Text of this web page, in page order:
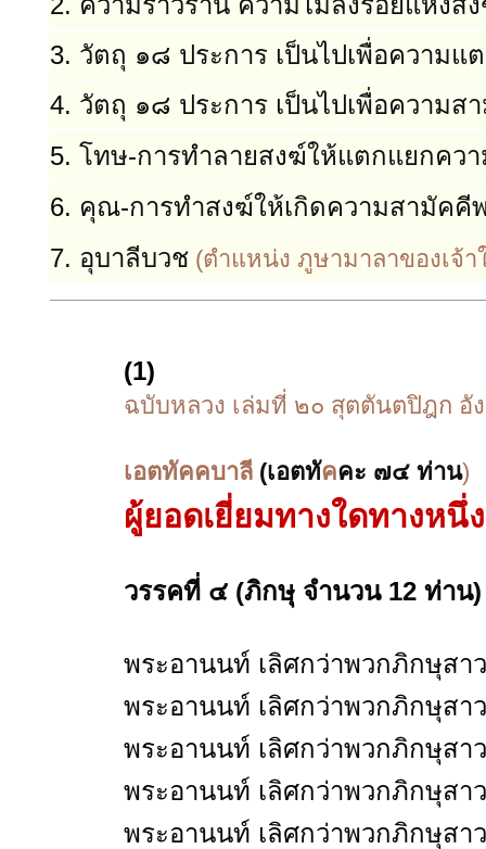
3. วัตถุ ๑๘ ประการ เป็นไปเพื่อความ
4. วัตถุ ๑๘ ประการ เป็นไปเพื่อความ
5. โทษ-การทำลายสงฆ์ให้แตกแยกคว
6. คุณ-การทำสงฆ์ให้เกิดความสามัคคี
7. อุบาลีบวช (ตำแหน่ง ภูษามาลาของเจ้า
(1)
ฉบับหลวง เล่มที่ ๒๐ สุตตันตปิฎก
เอตทัคคบาลี (เอตทัคคะ ๗๔ ท่าน)
ผู้ยอดเยี่ยมทางใดทางห
วรรคที่ ๔ (ภิกษุ จำนวน 12 ท่าน)
พระอานนท์ เลิศกว่าพวกภิกษุสา
พระอานนท์ เลิศกว่าพวกภิกษุสา
พระอานนท์ เลิศกว่าพวกภิกษุสา
พระอานนท์ เลิศกว่าพวกภิกษุสา
พระอานนท์ เลิศกว่าพวกภิกษุสา